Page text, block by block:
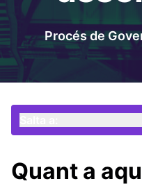
Procés de
Quant a